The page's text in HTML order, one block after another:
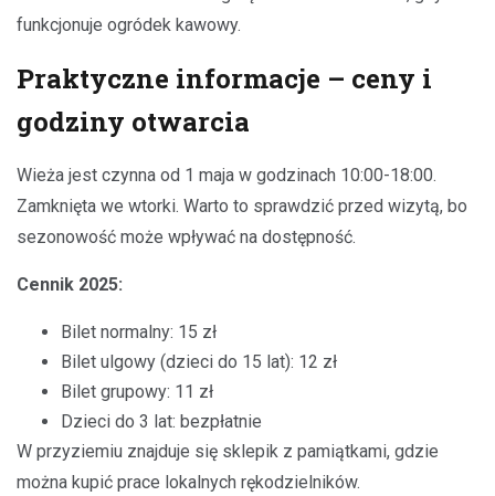
funkcjonuje ogródek kawowy.
Praktyczne informacje – ceny i
godziny otwarcia
Wieża jest czynna od 1 maja w godzinach 10:00-18:00.
Zamknięta we wtorki. Warto to sprawdzić przed wizytą, bo
sezonowość może wpływać na dostępność.
Cennik 2025:
Bilet normalny: 15 zł
Bilet ulgowy (dzieci do 15 lat): 12 zł
Bilet grupowy: 11 zł
Dzieci do 3 lat: bezpłatnie
W przyziemiu znajduje się sklepik z pamiątkami, gdzie
można kupić prace lokalnych rękodzielników.